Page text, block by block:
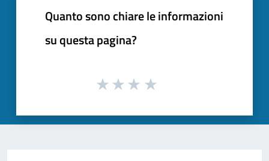
Quanto sono chiare le informazioni
su questa pagina?